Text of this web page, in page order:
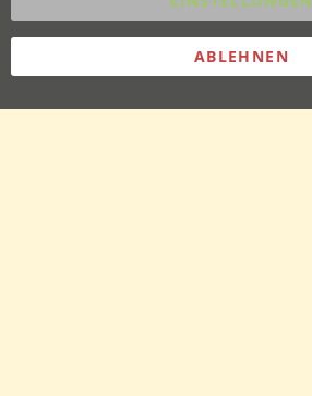
ABLEHNEN